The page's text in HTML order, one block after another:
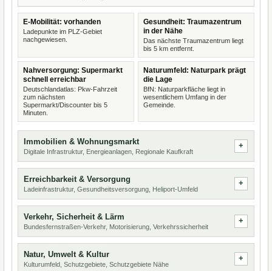
E-Mobilität: vorhanden
Ladepunkte im PLZ-Gebiet
nachgewiesen.
Gesundheit: Traumazentrum
in der Nähe
Das nächste Traumazentrum liegt
bis 5 km entfernt.
Nahversorgung: Supermarkt
schnell erreichbar
Deutschlandatlas: Pkw-Fahrzeit
zum nächsten
Supermarkt/Discounter bis 5
Minuten.
Naturumfeld: Naturpark prägt
die Lage
BfN: Naturparkfläche liegt in
wesentlichem Umfang in der
Gemeinde.
Immobilien & Wohnungsmarkt
Digitale Infrastruktur, Energieanlagen, Regionale Kaufkraft
Erreichbarkeit & Versorgung
Ladeinfrastruktur, Gesundheitsversorgung, Heliport-Umfeld
Verkehr, Sicherheit & Lärm
Bundesfernstraßen-Verkehr, Motorisierung, Verkehrssicherheit
Natur, Umwelt & Kultur
Kulturumfeld, Schutzgebiete, Schutzgebiete Nähe